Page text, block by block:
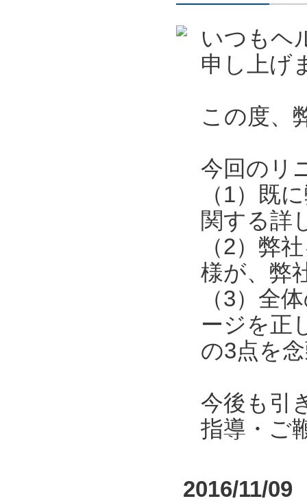
いつもヘ
申し上げ
この度、
今回のリ
（1）既
関する詳
（2）弊
様が、弊
（3）全
ージを正
の3点を
今後も引
指導・ご
2016/11/09